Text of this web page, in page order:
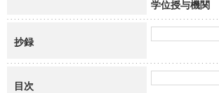
学位授与機関
抄録
目次